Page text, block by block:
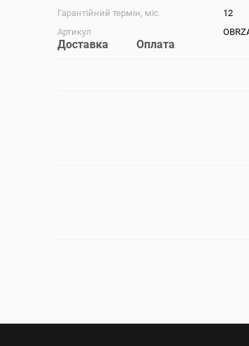
Гарантійний термін, міс.
12
Артикул
Доставка Оплата